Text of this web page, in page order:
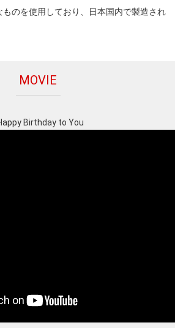
のを使用しており、日本国内で製造され
MOVIE
Birthday to You